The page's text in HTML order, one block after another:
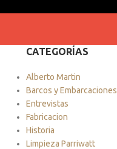
CATEGORÍAS
Alberto Martin
Barcos y Embarcaciones
Entrevistas
Fabricacion
Historia
Limpieza Parriwatt